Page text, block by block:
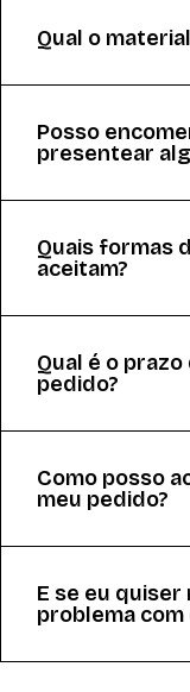
Qual o
Posso
presentear
Quais formas
aceitam?
Qual é o
pedido?
Como posso
meu pedido?
E se eu
problema com